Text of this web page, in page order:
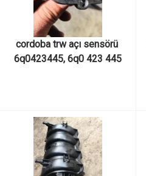
cordoba trw açı sensörü
6q0423445, 6q0 423 445